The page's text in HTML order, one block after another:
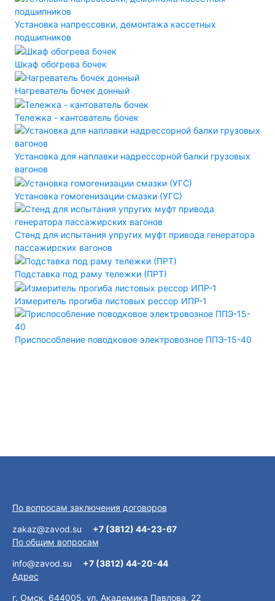
Установка напрессовки, демонтажа кассетных
подшипников
Шкаф обогрева бочек
Нагреватель бочек донный
Тележка - кантователь бочек
Установка для наплавки надрессорной балки грузовых
вагонов
Установка гомогенизации смазки (УГС)
Стенд для испытания упругих муфт привода генератора
пассажирских вагонов
Подставка под раму тележки (ПРТ)
Измеритель прогиба листовых рессор ИПР-1
Приспособление поводковое электровозное ППЭ-15-40
По вопросам заключения договоров
zakaz@zavod.su
+7 (3812) 44-23-67
По общим вопросам
info@zavod.su
+7 (3812) 44-20-44
Адрес
г. Омск, 644005, ул. Академика Павлова, 22